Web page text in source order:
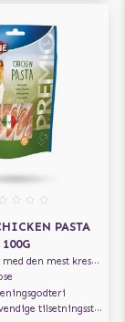
PASTA
100G
den mest kresne hunden
tilsetningsstoffer